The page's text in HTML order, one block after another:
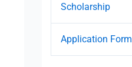
Scholarship
Application Form